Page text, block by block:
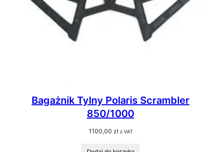
Bagażnik Tylny Polaris Scrambler
850/1000
1100,00 zł z VAT